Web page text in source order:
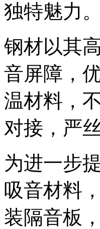
独特魅力。
钢材以其
音屏障，
温材料，
对接，严
为进一步
吸音材料
装隔音板